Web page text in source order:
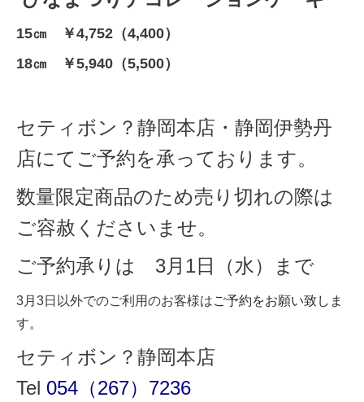
15㎝ ￥4,752（4,400）
18㎝ ￥5,940（5,500）
セティボン？静岡本店・静岡伊勢丹
店にてご予約を承っております。
数量限定商品のため売り切れの際は
ご容赦くださいませ。
ご予約承りは 3月1日（水）まで
3月3日以外でのご利用のお客様はご予約をお願い致しま
す。
セティボン？静岡本店
Tel 054（267）7236